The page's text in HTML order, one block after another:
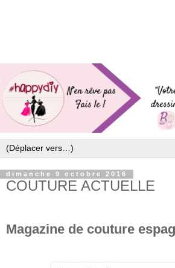
dimanche 9 octobre 2016
COUTURE ACTUELLE
Magazine de couture